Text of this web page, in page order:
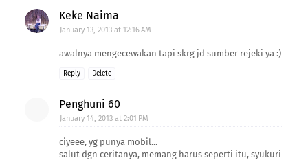
Keke Naima
January 13, 2013 at 12:16 AM
awalnya mengecewakan tapi skrg jd sumber rejeki ya :)
Reply Delete
Penghuni 60
January 14, 2013 at 2:01 PM
ciyeee, yg punya mobil...
salut dgn ceritanya, memang harus seperti itu, syukuri